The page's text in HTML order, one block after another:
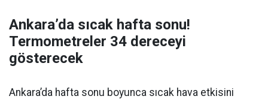
Ankara’da sıcak hafta sonu!
Termometreler 34 dereceyi
gösterecek
Ankara’da hafta sonu boyunca sıcak hava etkisini